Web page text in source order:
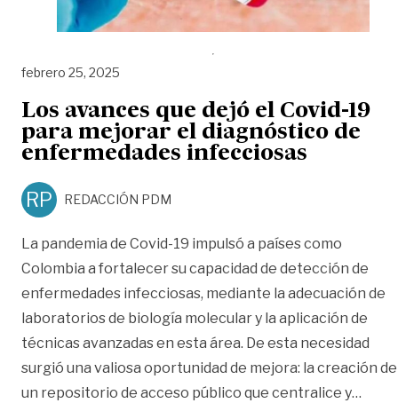
febrero 25, 2025
Los avances que dejó el Covid-19
para mejorar el diagnóstico de
enfermedades infecciosas
RP REDACCIÓN PDM
La pandemia de Covid-19 impulsó a países como
Colombia a fortalecer su capacidad de detección de
enfermedades infecciosas, mediante la adecuación de
laboratorios de biología molecular y la aplicación de
técnicas avanzadas en esta área. De esta necesidad
surgió una valiosa oportunidad de mejora: la creación de
un repositorio de acceso público que centralice y…